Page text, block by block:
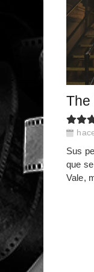
The
Sus
que
Vale,